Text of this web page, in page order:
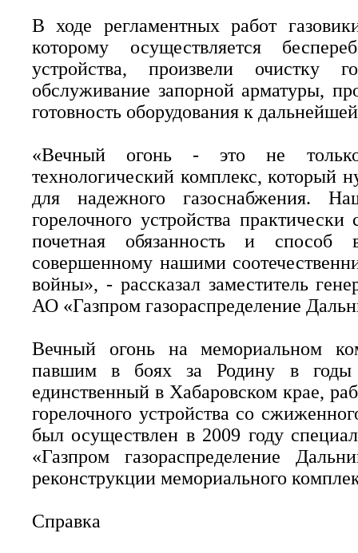
В ходе регламентных работ
которому осуществляется
устройства, произвели очистку
обслуживание запорной арматуры,
готовность оборудования к
«Вечный огонь - это не
технологический комплекс, который
для надежного газоснабжения.
горелочного устройства
почетная обязанность и способ
совершенному нашими
войны», - рассказал заместитель
АО «Газпром газораспределение
Вечный огонь на мемориальном
павшим в боях за Родину в годы
единственный в Хабаровском крае,
горелочного устройства со
был осуществлен в 2009 году
«Газпром газораспределение
реконструкции мемориального
Справка